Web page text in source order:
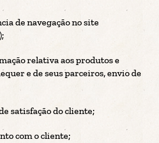
de navegação no site
relativa aos produtos e
e de seus parceiros, envio de
satisfação do cliente;
com o cliente;